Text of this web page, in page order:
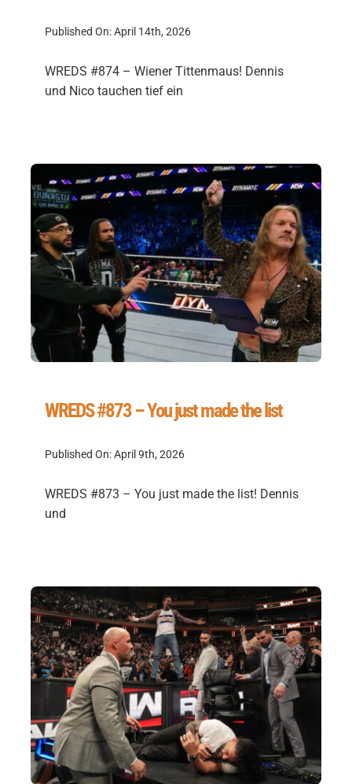
Published On: April 14th, 2026
WREDS #874 – Wiener Tittenmaus! Dennis
und Nico tauchen tief ein
WREDS #873 – You just made the list
Published On: April 9th, 2026
WREDS #873 – You just made the list! Dennis
und